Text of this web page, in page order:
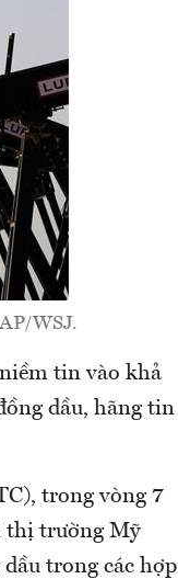
WSJ.
tin vào khả
dầu, hãng tin
trong vòng 7
thị trường Mỹ
trong các hợp